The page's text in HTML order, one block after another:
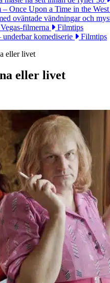
Once Upon a Time in the West
oväntade vändningar och
filmerna
Filmtips
komediserie
Filmtips
eller livet
eller livet